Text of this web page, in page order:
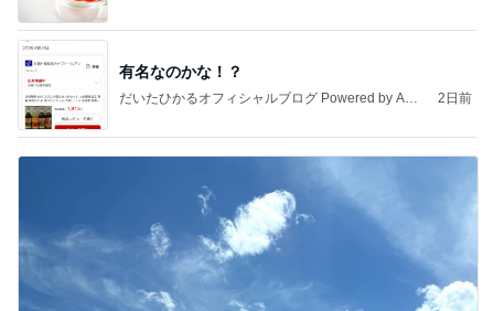
有名なのかな！？
だいたひかるオフィシャルブログ Powered by Ame
2日前